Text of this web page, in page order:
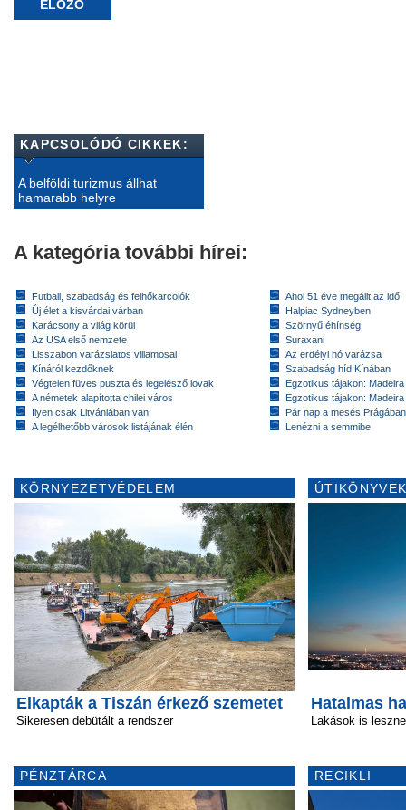
ELŐZŐ
KAPCSOLÓDÓ CIKKEK:
A belföldi turizmus állhat
hamarabb helyre
A kategória további hírei:
Futball, szabadság és felhőkarcolók
Új élet a kisvárdai várban
Karácsony a világ körül
Az USA első nemzete
Lisszabon varázslatos villamosai
Kínáról kezdőknek
Végtelen füves puszta és legelésző lovak
A németek alapította chilei város
Ilyen csak Litvániában van
A legélhetőbb városok listájának élén
Ahol 51 éve megállt az idő
Halpiac Sydneyben
Szörnyű éhínség
Suraxani
Az erdélyi hó varázsa
Szabadság híd Kínában
Egzotikus tájakon:
Egzotikus tájakon:
Pár nap a mesés Prágában
Lenézni a semmibe
KÖRNYEZETVÉDELEM
Elkapták a Tiszán érkező szemetet
Sikeresen debütált a rendszer
PÉNZTÁRCA
Hatalmas
Lakások is
RECIKLI